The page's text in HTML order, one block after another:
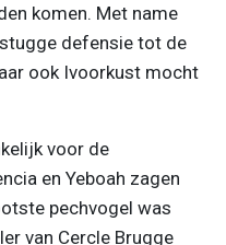
komen. Met name
defensie tot de
ook Ivoorkust mocht
voor de
en Yeboah zagen
pechvogel was
van Cercle Brugge